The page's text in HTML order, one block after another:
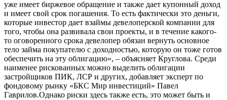
уже имеет биржевое обращение и также дает купонный доход
и имеет свой срок погашения. То есть фактически это деньги,
которые инвестор дает взаймы девелоперской компании для
того, чтобы она развивала свои проекты, и в течение какого-
то оговоренного срока девелопер обязан вернуть основное
тело займа покупателю с доходностью, которую он тоже готов
обеспечить на эту облигацию», – объясняет Круглова. Среди
наименее рискованных можно выделить облигации
застройщиков ПИК, ЛСР и других, добавляет эксперт по
фондовому рынку «БКС Мир инвестиций» Павел
Гаврилов.Однако риски здесь также есть, это может быть и